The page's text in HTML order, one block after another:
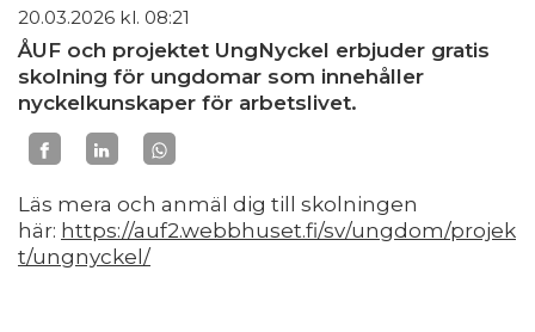
20.03.2026 kl. 08:21
ÅUF och projektet UngNyckel erbjuder gratis
skolning för ungdomar som innehåller
nyckelkunskaper för arbetslivet.
Läs mera och anmäl dig till skolningen
här: https://auf2.webbhuset.fi/sv/ungdom/projek
t/ungnyckel/